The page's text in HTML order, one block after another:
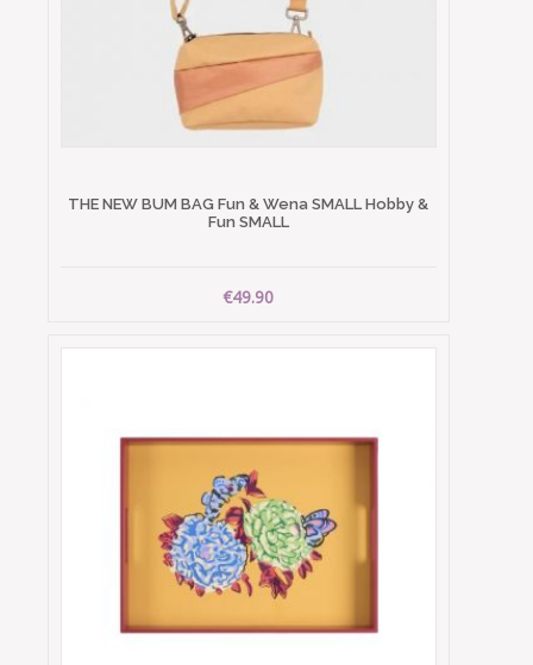
THE NEW BUM BAG Fun & Wena SMALL Hobby &
Fun SMALL
€49.90